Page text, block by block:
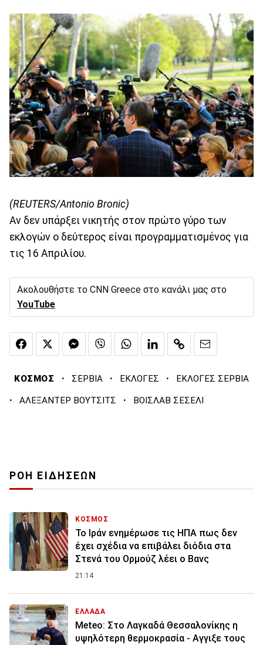
(REUTERS/Antonio Bronic)
Αν δεν υπάρξει νικητής στον πρώτο γύρο των
εκλογών ο δεύτερος είναι προγραμματισμένος για
τις 16 Απριλίου.
Ακολουθήστε το CNN Greece στο κανάλι μας στο
YouTube
ΚΟΣΜΟΣ · ΣΕΡΒΙΑ · ΕΚΛΟΓΕΣ · ΕΚΛΟΓΕΣ ΣΕΡΒΙΑ
· ΑΛΕΞΑΝΤΕΡ ΒΟΥΤΣΙΤΣ · ΒΟΙΣΛΑΒ ΣΕΣΕΛΙ
ΡΟΗ ΕΙΔΗΣΕΩΝ
ΚΟΣΜΟΣ
To Ιράν ενημέρωσε τις ΗΠΑ πως δεν
έχει σχέδια να επιβάλει διόδια στα
Στενά του Ορμούζ λέει ο Βανς
21:14
ΕΛΛΑΔΑ
Meteo: Στο Λαγκαδά Θεσσαλονίκης η
υψηλότερη θερμοκρασία - Αγγιξε τους